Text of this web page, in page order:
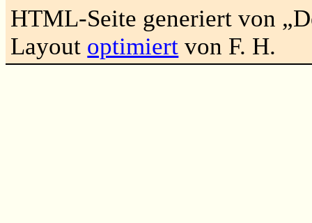
HTML-Seite generiert von
Layout optimiert von F. H.